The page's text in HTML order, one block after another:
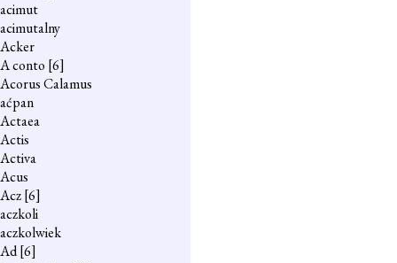
acimut
acimutalny
Acker
A conto [6]
Acorus Calamus
aćpan
Actaea
Actis
Activa
Acus
Acz[6]
aczkoli
aczkolwiek
Ad[6]